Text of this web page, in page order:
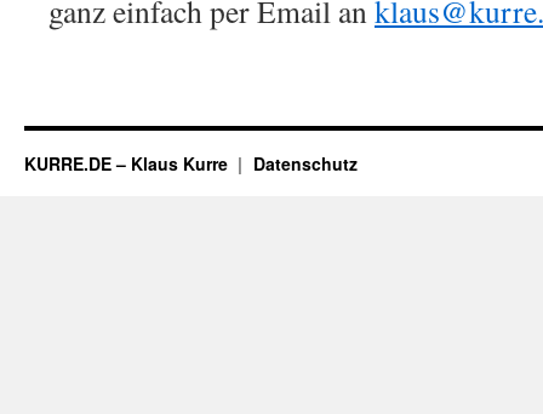
ganz einfach per Email an
KURRE.DE – Klaus Kurre Datenschutz